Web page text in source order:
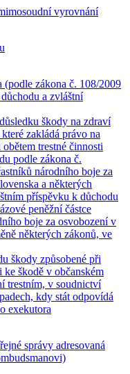
vyrovnání
(podle zákona č. 108/2009
a zvláštní
škody na zdraví
zakládá právo na
trestné činnosti
podle zákona č.
národního boje za
a některých
příspěvku k důchodu
peněžní částce
boje za osvobození v
některých zákonů, ve
škody způsobené při
škodě v občanském
trestním, v soudnictví
kdy stát odpovídá
exekutora
správy adresovaná